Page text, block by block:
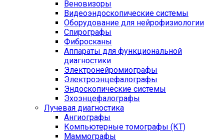
Веновизоры
Видеоэндоскопические системы
Оборудование для нейрофизиологии
Спирографы
Фибросканы
Аппараты для функциональной
диагностики
Электронейромиографы
Электроэнцефалографы
Эндоскопические системы
Эхоэнцефалографы
Лучевая диагностика
Ангиографы
Компьютерные томографы (КТ)
Маммографы